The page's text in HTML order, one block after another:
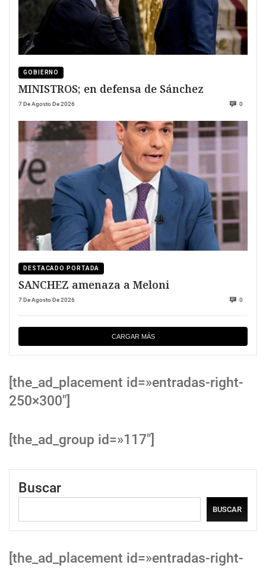
GOBIERNO
MINISTROS; en defensa de Sánchez
7 De Agosto De 2026 0
DESTACADO PORTADA
SANCHEZ amenaza a Meloni
7 De Agosto De 2026 0
CARGAR MÁS
[the_ad_placement id=»entradas-right-
250×300″]
[the_ad_group id=»117″]
Buscar
BUSCAR
[the_ad_placement id=»entradas-right-